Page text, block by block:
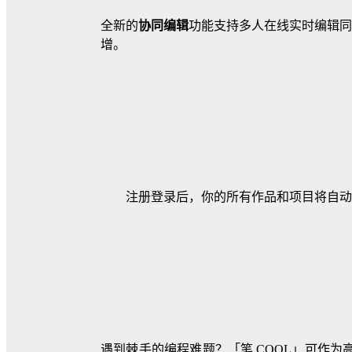
全新的协同编辑功能支持多人在线实时编辑
增。
注册登录后，你的所有作品和项目将自